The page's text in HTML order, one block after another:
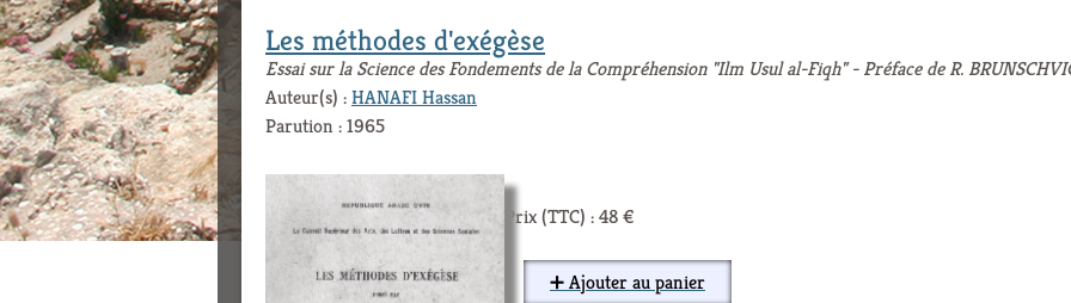
Les méthodes d'exégèse
Essai sur la Science des Fondements de la Compréhension "Ilm Usul al-Fiqh" - Préface de R.
Auteur(s) :HANAFI Hassan
Parution : 1965
Prix (TTC) : 48 €
➕ Ajouter au panier